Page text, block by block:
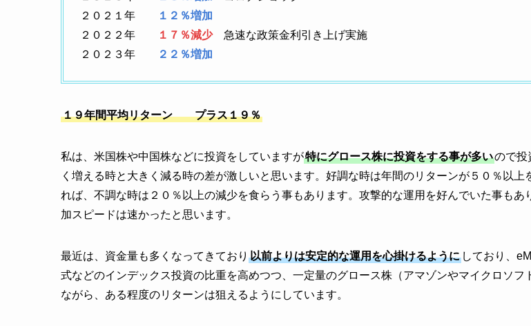
２０２１年
１２％増加
２０２２年
１７％減少急速な政策金利引き上げ実施
２０２３年
２２％増加
１９年間平均リターン プラス１９％
私は、米国株や中国株などに投資をしていますが特にグロース株に投資をする事が多いので投
く増える時と大きく減る時の差が激しいと思います。好調な時は年間のリターンが５０％以上
れば、不調な時は２０％以上の減少を食らう事もあります。攻撃的な運用を好んでいた事もあ
加スピードは速かったと思います。
最近は、資金量も多くなってきており 以前よりは安定的な運用を心掛けるように しており、
式などのインデックス投資の比重を高めつつ、一定量のグロース株（アマゾンやマイクロソフ
ながら、ある程度のリターンは狙えるようにしています。